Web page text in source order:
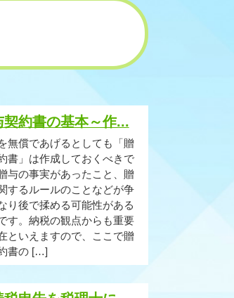
契約書の基本～作...
無償であげるとしても「贈
書」は作成しておくべきで
与の事実があったこと、贈
するルールのことなどが争
り後で揉める可能性がある
す。納税の観点からも重要
といえますので、ここで贈
書の […]